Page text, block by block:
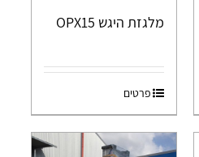
מלגזת היגש OPX15
פרטים